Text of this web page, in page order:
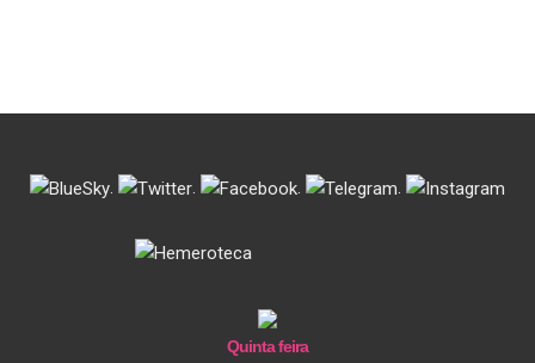
. . . .
Quinta feira